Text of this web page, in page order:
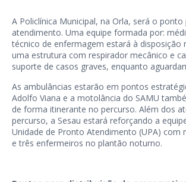
A Policlínica Municipal, na Orla, será o
atendimento. Uma equipe formada por:
técnico de enfermagem estará à disposição
uma estrutura com respirador mecânico e
suporte de casos graves, enquanto
As ambulâncias estarão em pontos
Adolfo Viana e a motolância do SAMU
de forma itinerante no percurso. Além dos
percurso, a Sesau estará reforçando a
Unidade de Pronto Atendimento (UPA) com
e três enfermeiros no plantão noturno.